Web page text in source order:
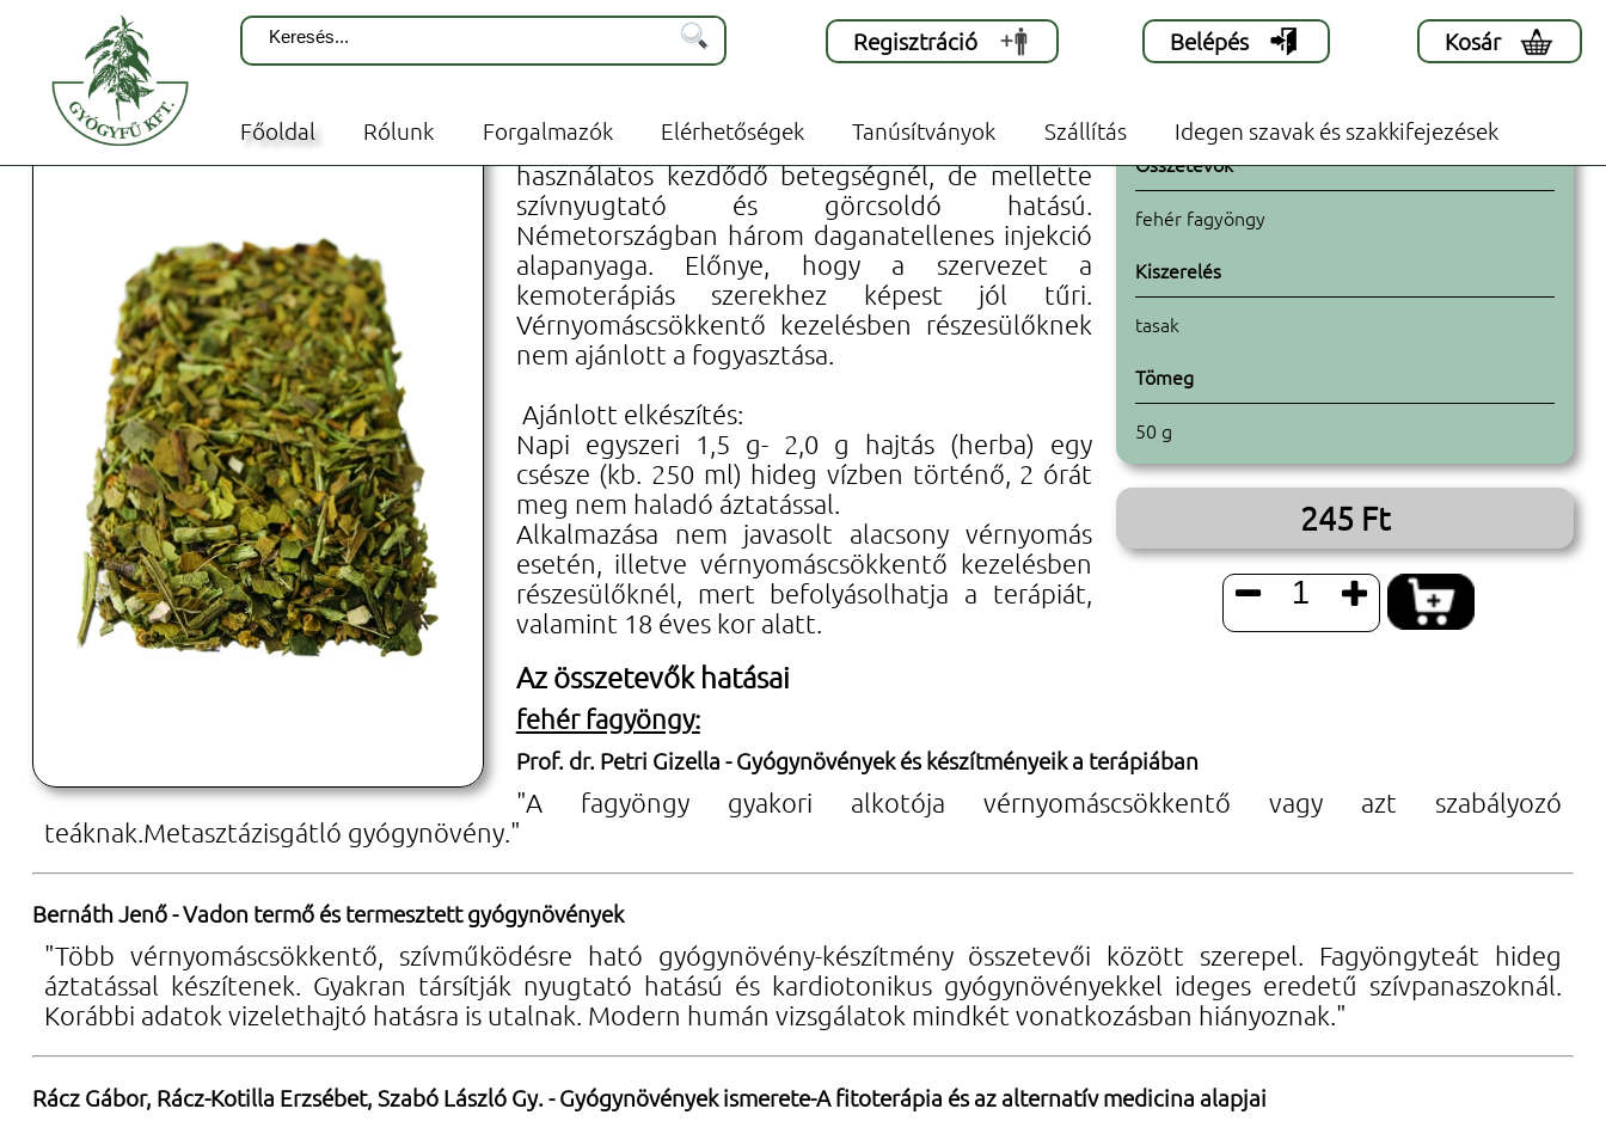
Regisztráció Belépés Kosár
Főoldal Rólunk Forgalmazók Elérhetőségek Tanúsítványok Szállítás Idegen szavak és szakkifejezések
Terápiás teák - Szálas mono teák -Fehér fagyöngy 50 g
Összetevők
fehér fagyöngy
Kiszerelés
tasak
Tömeg
50 g
245 Ft
 
Vérnyomás és pulzusszám csökkentésére
használatos kezdődő betegségnél, de mellette
szívnyugtató és görcsoldó hatású.
Németországban három daganatellenes injekció
alapanyaga. Előnye, hogy a szervezet a
kemoterápiás szerekhez képest jól tűri.
Vérnyomáscsökkentő kezelésben részesülőknek
nem ajánlott a fogyasztása.
Ajánlott elkészítés:
Napi egyszeri 1,5 g- 2,0 g hajtás (herba) egy
csésze (kb. 250 ml) hideg vízben történő, 2 órát
meg nem haladó áztatással.
Alkalmazása nem javasolt alacsony vérnyomás
esetén, illetve vérnyomáscsökkentő kezelésben
részesülőknél, mert befolyásolhatja a terápiát,
valamint 18 éves kor alatt.
Az összetevők hatásai
fehér fagyöngy:
Prof. dr. Petri Gizella - Gyógynövények és készítményeik a terápiában
"A fagyöngy gyakori alkotója vérnyomáscsökkentő vagy azt szabályozó
teáknak.Metasztázisgátló gyógynövény."
Bernáth Jenő - Vadon termő és termesztett gyógynövények
"Több vérnyomáscsökkentő, szívműködésre ható gyógynövény-készítmény összetevői között szerepel. Fagyöngyteát hideg
áztatással készítenek. Gyakran társítják nyugtató hatású és kardiotonikus gyógynövényekkel ideges eredetű szívpanaszoknál.
Korábbi adatok vizelethajtó hatásra is utalnak. Modern humán vizsgálatok mindkét vonatkozásban hiányoznak."
Rácz Gábor, Rácz-Kotilla Erzsébet, Szabó László Gy. - Gyógynövények ismerete-A fitoterápia és az alternatív medicina alapjai